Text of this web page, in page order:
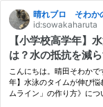
晴れブロ そわか
id:sowakaharuta
【小学校高学年】
は？水の抵抗を減
り方
こんにちは。晴田そわか
年】水泳のタイムが伸び
ムライン」の作り方》に